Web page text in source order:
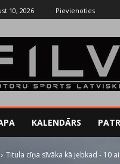
10, 2026 Pievienoties
KALENDĀRS
Titula cīņa sīvāka kā jebkad - 10